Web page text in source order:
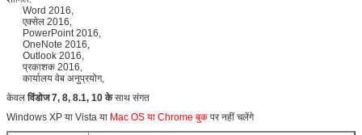
Word 2016,
एक्सेल 2016,
PowerPoint 2016,
OneNote 2016,
Outlook 2016,
प्रकाशक 2016,
कार्यालय वेब अनुप्रयोग,
केवल विंडोज 7, 8, 8.1, 10 केसाथ संगत
Windows XP या Vista या Mac OS या Chrome बुक पर नहीं चलेंगे